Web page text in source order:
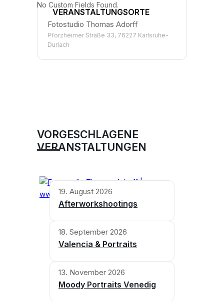
No Custom Fields Found.
VERANSTALTUNGSORTE
Fotostudio Thomas Adorff
Pforzheimer Straße 33, 76227 Karlsruhe-
Durlach
VORGESCHLAGENE
VERANSTALTUNGEN
19. August 2026
Afterworkshootings
18. September 2026
Valencia & Portraits
13. November 2026
Moody Portraits Venedig